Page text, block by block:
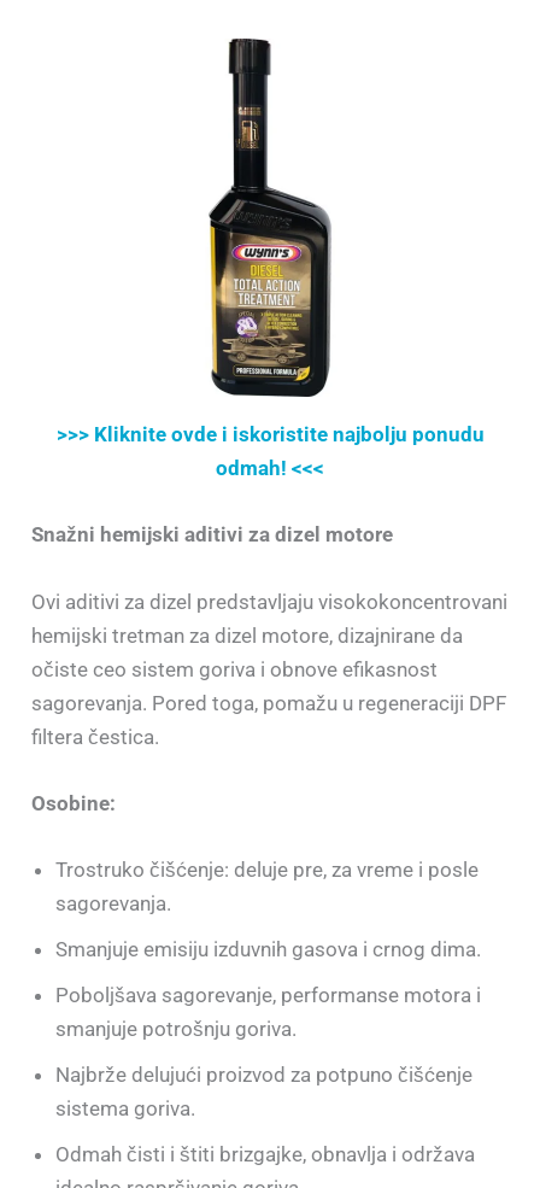
>>> Kliknite ovde i iskoristite najbolju ponudu
odmah! <<<
Snažni hemijski aditivi za dizel motore
Ovi aditivi za dizel predstavljaju visokokoncentrovani
hemijski tretman za dizel motore, dizajnirane da
očiste ceo sistem goriva i obnove efikasnost
sagorevanja. Pored toga, pomažu u regeneraciji DPF
filtera čestica.
Osobine:
Trostruko čišćenje: deluje pre, za vreme i posle
sagorevanja.
Smanjuje emisiju izduvnih gasova i crnog dima.
Poboljšava sagorevanje, performanse motora i
smanjuje potrošnju goriva.
Najbrže delujući proizvod za potpuno čišćenje
sistema goriva.
Odmah čisti i štiti brizgajke, obnavlja i održava